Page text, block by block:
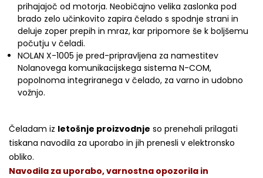
prihajajoč od motorja. Neobičajno velika zaslonka pod
brado zelo učinkovito zapira čelado s spodnje strani in
deluje zoper prepih in mraz, kar pripomore še k boljšemu
počutju v čeladi.
NOLAN X-1005 je pred-pripravljena za namestitev
Nolanovega komunikacijskega sistema N-COM,
popolnoma integriranega v čelado, za varno in udobno
vožnjo.
Čeladam iz letošnje proizvodnje so prenehali prilagati
tiskana navodila za uporabo in jih prenesli v elektronsko
obliko.
Navodila za uporabo, varnostna opozorila in